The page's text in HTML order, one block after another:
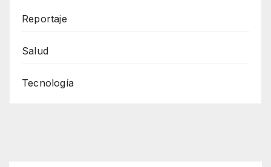
Reportaje
Salud
Tecnología